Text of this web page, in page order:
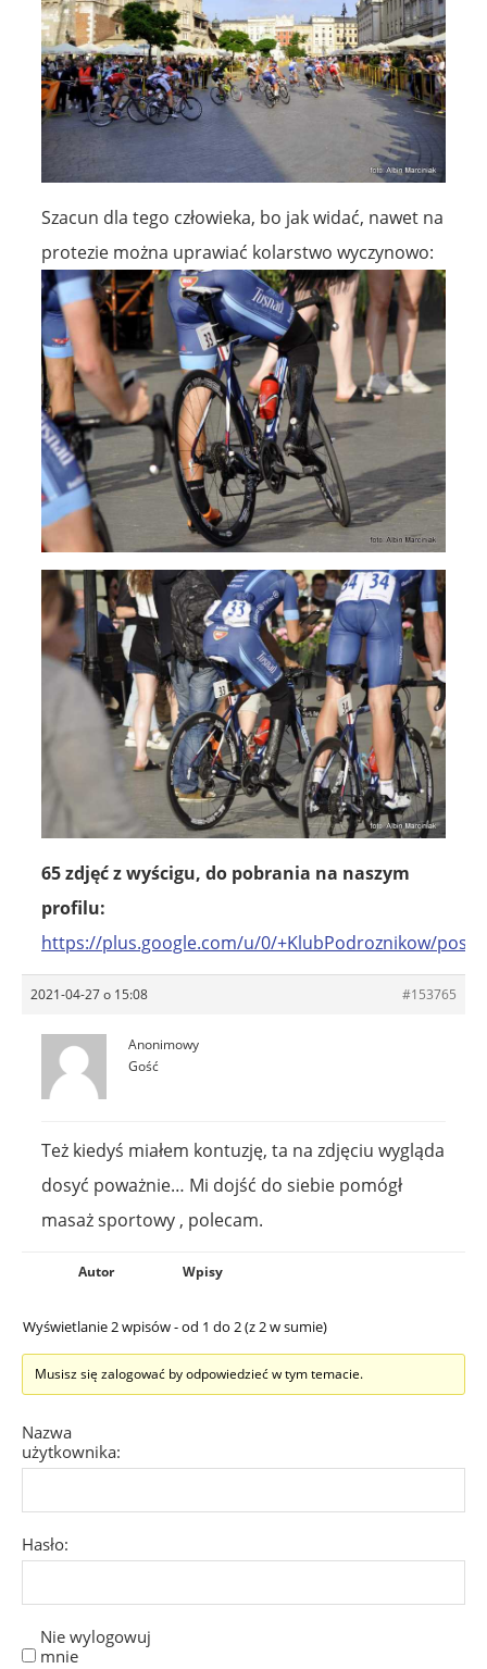
Szacun dla tego człowieka, bo jak widać, nawet na
protezie można uprawiać kolarstwo wyczynowo:
65 zdjęć z wyścigu, do pobrania na naszym
profilu:
https://plus.google.com/u/0/+KlubPodroznikow/posts
2021-04-27 o 15:08 #153765
Anonimowy
Gość
Też kiedyś miałem kontuzję, ta na zdjęciu wygląda
dosyć poważnie… Mi dojść do siebie pomógł
masaż sportowy , polecam.
Autor Wpisy
Wyświetlanie 2 wpisów - od 1 do 2 (z 2 w sumie)
Musisz się zalogować by odpowiedzieć w tym temacie.
Nazwa
użytkownika:
Hasło:
Nie wylogowuj
mnie